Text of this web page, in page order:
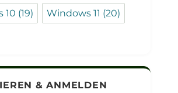
10 (19) Windows 11 (20)
& ANMELDEN